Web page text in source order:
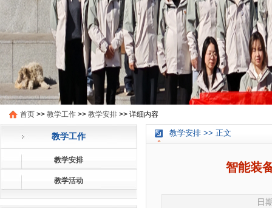
首页 >> 教学工作 >> 教学安排 >> 详细内容
教学工作
教学安排
教学活动
教学安排 >> 正文
智能装
日